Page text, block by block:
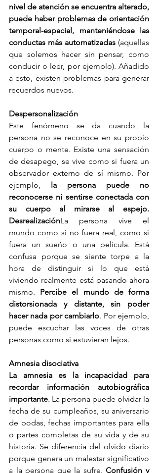
nivel de atención se encuentra alterado,
puede haber problemas de orientación
temporal-espacial, manteniéndose las
conductas más automatizadas (aquellas
que solemos hacer sin pensar, como
conducir o leer, por ejemplo). Añadido
a esto, existen problemas para generar
recuerdos nuevos.
Despersonalización
Este fenómeno se da cuando la
persona no se reconoce en su propio
cuerpo o mente. Existe una sensación
de desapego, se vive como si fuera un
observador externo de sí mismo. Por
ejemplo, la persona puede no
reconocerse ni sentirse conectada con
su cuerpo al mirarse al espejo.
DesrealizaciónLa persona vive el
mundo como si no fuera real, como si
fuera un sueño o una película. Está
confusa porque se siente torpe a la
hora de distinguir si lo que está
viviendo realmente está pasando ahora
mismo. Percibe el mundo de forma
distorsionada y distante, sin poder
hacer nada por cambiarlo. Por ejemplo,
puede escuchar las voces de otras
personas como si estuvieran lejos.
Amnesia disociativa
La amnesia es la incapacidad para
recordar información autobiográfica
importante. La persona puede olvidar la
fecha de su cumpleaños, su aniversario
de bodas, fechas importantes para ella
o partes completas de su vida y de su
historia. Se diferencia del olvido diario
porque genera un malestar significativo
a la persona que la sufre. Confusión y